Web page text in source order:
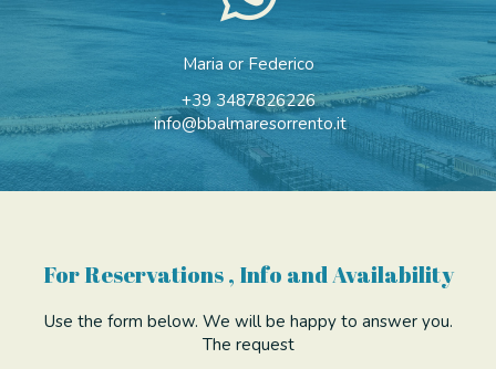
Maria or Federico
+39 3487826226
info@bbalmaresorrento.it
For Reservations , Info and Availability
Use the form below. We will be happy to answer you.
The request